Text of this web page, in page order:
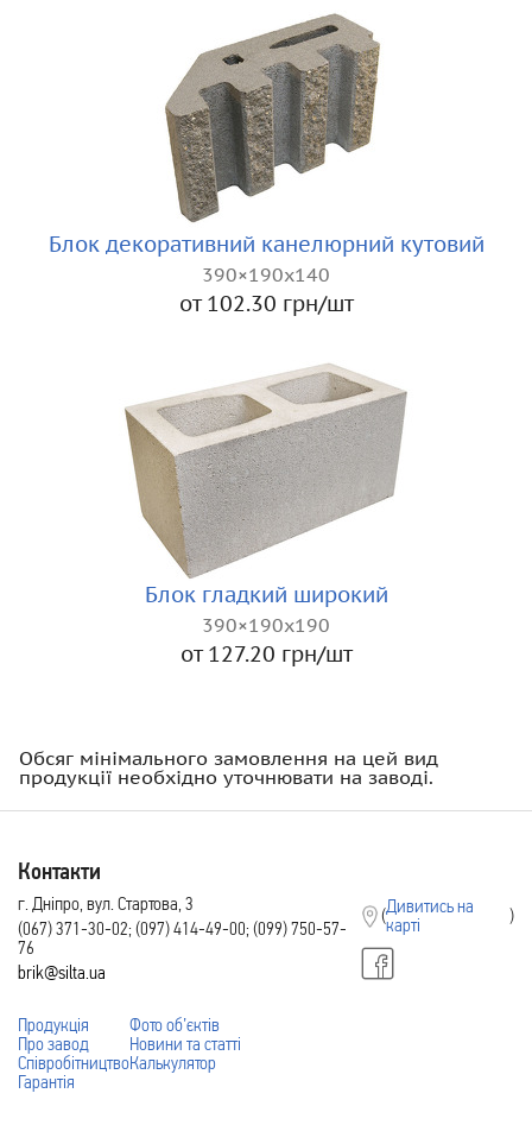
Блок декоративний канелюрний кутовий
390×190x140
от 102.30 грн/шт
Блок гладкий широкий
390×190х190
от 127.20 грн/шт
Обсяг мінімального замовлення на цей вид
продукції необхідно уточнювати на заводі.
Контакти
г. Дніпро, вул. Стартова, 3
(067) 371-30-02; (097) 414-49-00; (099) 750-57-
76
brik@silta.ua
(Дивитись на
карті
)
Продукція
Про завод
Співробітництво
Гарантія
Фото об’єктів
Новини та статті
Калькулятор